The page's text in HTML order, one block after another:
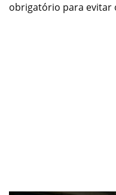
obrigatório para evitar